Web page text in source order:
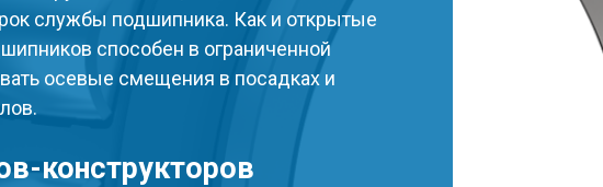
службы подшипника. Как и открытые
способен в ограниченной
осевые смещения в посадках и
конструкторов